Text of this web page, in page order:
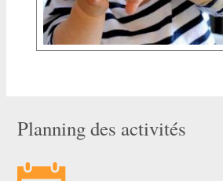
Planning des activités